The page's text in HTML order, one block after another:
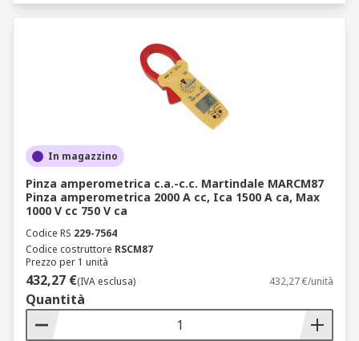
In magazzino
Pinza amperometrica c.a.-c.c. Martindale MARCM87
Pinza amperometrica 2000 A cc, Ica 1500 A ca, Max
1000 V cc 750 V ca
Codice RS 229-7564
Codice costruttore RSCM87
Prezzo per 1 unità
432,27 €(IVA esclusa) 432,27 €/unità
Quantità